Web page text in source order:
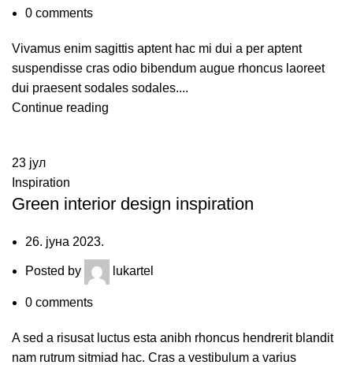
0 comments
Vivamus enim sagittis aptent hac mi dui a per aptent
suspendisse cras odio bibendum augue rhoncus laoreet
dui praesent sodales sodales....
Continue reading
23 јул
Inspiration
Green interior design inspiration
26. јуна 2023.
Posted by lukartel
0 comments
A sed a risusat luctus esta anibh rhoncus hendrerit blandit
nam rutrum sitmiad hac. Cras a vestibulum a varius